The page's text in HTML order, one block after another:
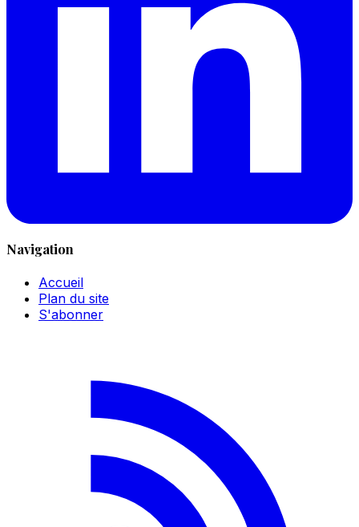
Navigation
Accueil
Plan du site
S'abonner